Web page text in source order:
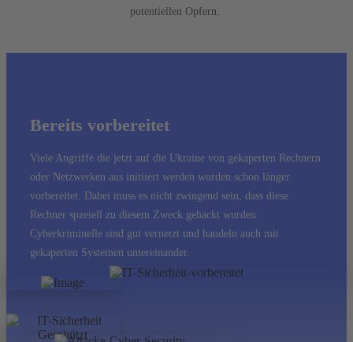
potentiellen Opfern.
Bereits vorbereitet
Viele Angriffe die jetzt auf die Ukraine von gekaperten Rechnern
oder Netzwerken aus initiiert werden wurden schon länger
vorbereitet. Dabei muss es nicht zwingend sein, dass diese
Rechner spzeiell zu diesem Zweck gehackt wurden:
Cyberkriminelle sind gut vernetzt und handeln auch mit
gekaperten Systemen untereinander.